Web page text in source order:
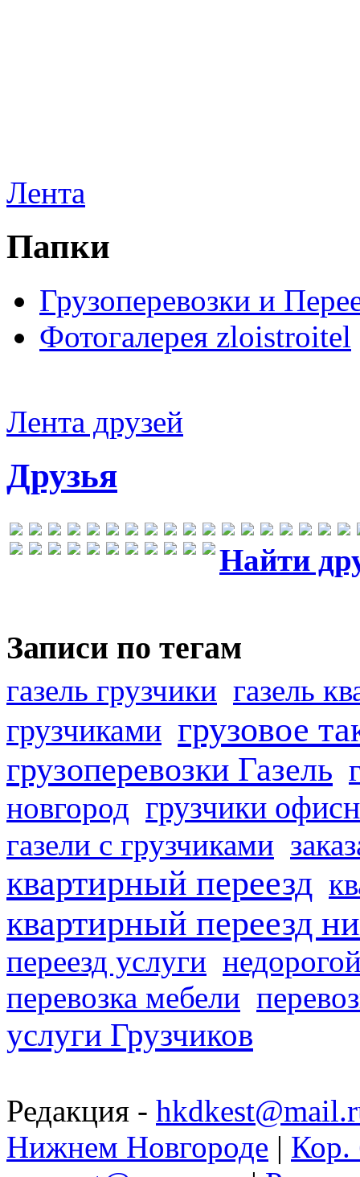
Лента
Папки
Грузоперевозки и
Фотогалерея zloistroitel
Лента друзей
Друзья
Найти
Записи по тегам
газель грузчики газель
грузчиками грузовое
грузоперевозки Газель
новгород грузчики
газели с грузчиками
квартирный переезд
квартирный переезд
переезд услуги
перевозка мебели
услуги Грузчиков
Редакция -
Нижнем Новгороде | Кор.